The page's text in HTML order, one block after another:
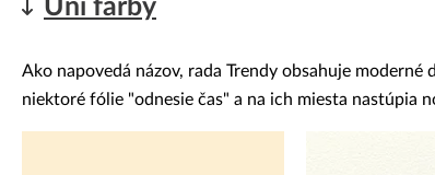
Uni farby
Ako napovedá názov, rada Trendy obsahuje
niektoré fólie "odnesie čas" a na ich miesta nastúpia